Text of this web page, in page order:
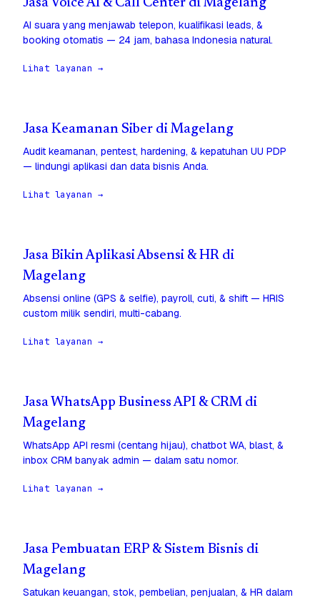
Jasa Voice AI & Call Center di Magelang
AI suara yang menjawab telepon, kualifikasi leads, &
booking otomatis — 24 jam, bahasa Indonesia natural.
Lihat layanan →
Jasa Keamanan Siber di Magelang
Audit keamanan, pentest, hardening, & kepatuhan UU PDP
— lindungi aplikasi dan data bisnis Anda.
Lihat layanan →
Jasa Bikin Aplikasi Absensi & HR di
Magelang
Absensi online (GPS & selfie), payroll, cuti, & shift — HRIS
custom milik sendiri, multi-cabang.
Lihat layanan →
Jasa WhatsApp Business API & CRM di
Magelang
WhatsApp API resmi (centang hijau), chatbot WA, blast, &
inbox CRM banyak admin — dalam satu nomor.
Lihat layanan →
Jasa Pembuatan ERP & Sistem Bisnis di
Magelang
Satukan keuangan, stok, pembelian, penjualan, & HR dalam